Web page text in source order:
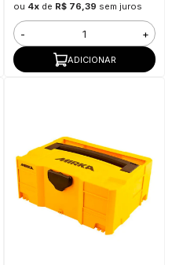
ou 4xde R$ 76,39 sem juros
- +
ADICIONAR